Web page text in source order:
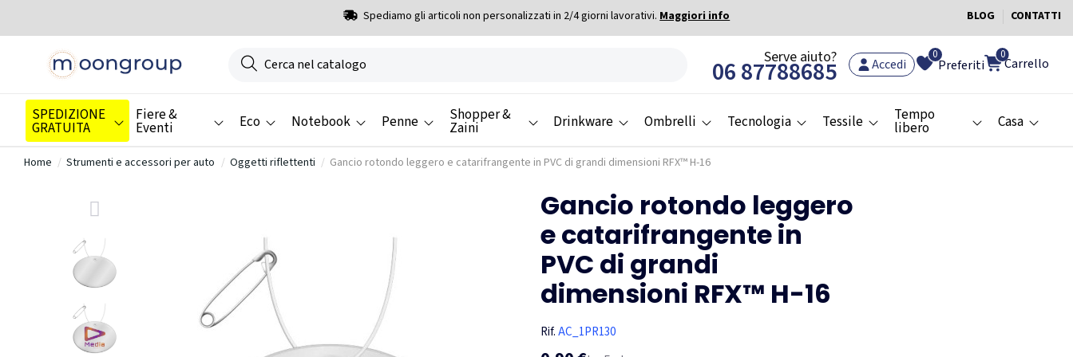
Spediamo gli articoli non personalizzati in 2/4 giorni lavorativi.Maggiori info BLOG CONTATTI
Serve aiuto?
06 87788685 Accedi Preferiti
0 0
Carrello
SPEDIZIONE
GRATUITA
Fiere &
Eventi Eco Notebook Penne Shopper &
Zaini Drinkware Ombrelli Tecnologia Tessile Tempo
libero Casa
Home Strumenti e accessori per auto Oggetti riflettenti Gancio rotondo leggero e catarifrangente in PVC di grandi dimensioni RFX™ H-16
Gancio rotondo leggero
e catarifrangente in
PVC di grandi
dimensioni RFX™ H-16
Rif.AC_1PR130